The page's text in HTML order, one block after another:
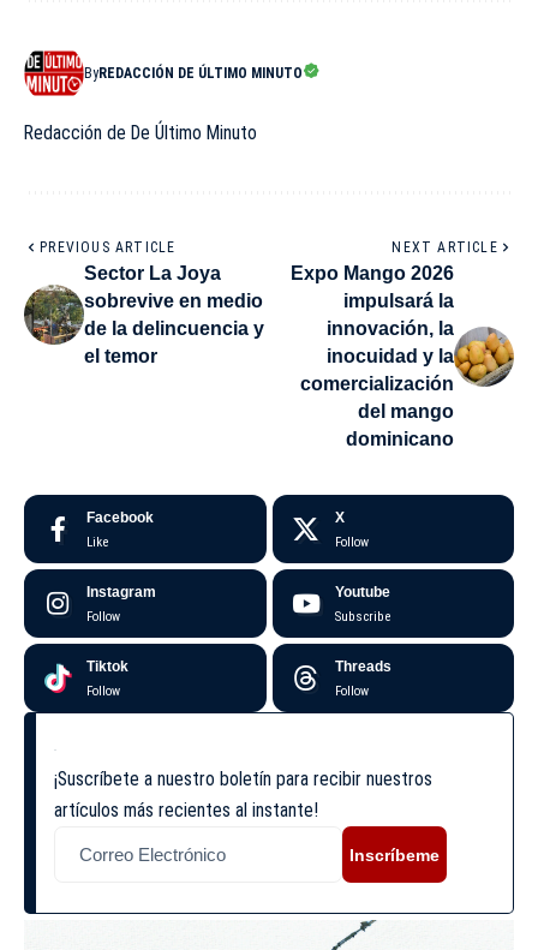
ByREDACCIÓN DE ÚLTIMO MINUTO
Redacción de De Último Minuto
PREVIOUS ARTICLE
Sector La Joya
sobrevive en medio
de la delincuencia y
el temor
NEXT ARTICLE
Expo Mango 2026
impulsará la
innovación, la
inocuidad y la
comercialización
del mango
dominicano
Facebook
Like
X
Follow
Instagram
Follow
Youtube
Subscribe
Tiktok
Follow
Threads
Follow
¡Suscríbete a nuestro boletín para recibir nuestros
artículos más recientes al instante!
Inscríbeme